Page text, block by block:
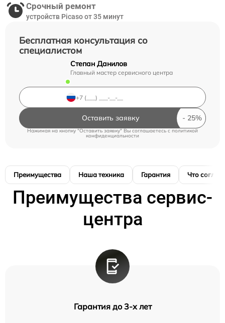
Бесплатная консультация со
специалистом
Степан Данилов
Главный мастер сервисного центра
Оставить заявку
Нажимая на кнопку "Оставить заявку" Вы соглашаетесь cполитикой
конфиденциальности
Срочный ремонт
устройств Picaso от 35 минут
Преимущества Наша техника Гарантия Что
Преимущества сервис-
центра
Гарантия до 3-х лет